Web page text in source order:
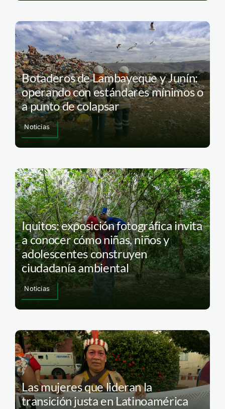
Botaderos de Lambayeque y Junín:
operando con estándares mínimos o
a punto de colapsar
Noticias
Iquitos: exposición fotográfica invita
a conocer cómo niñas, niños y
adolescentes construyen
ciudadanía ambiental
Noticias
Las mujeres que lideran la
transición justa en Latinoamérica